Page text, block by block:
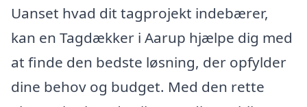
Uanset hvad dit tagprojekt indebærer,
kan en Tagdækker i Aarup hjælpe dig med
at finde den bedste løsning, der opfylder
dine behov og budget. Med den rette